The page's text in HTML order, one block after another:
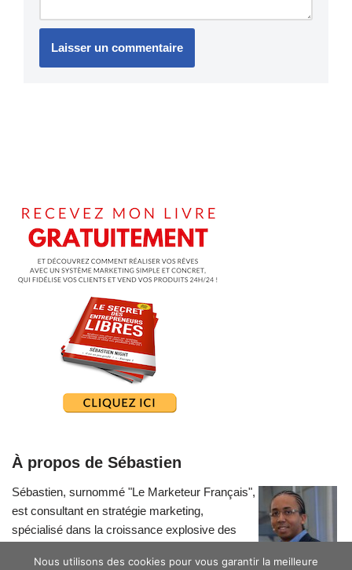
À propos de Sébastien
Sébastien, surnommé "Le Marketeur Français",
est consultant en stratégie marketing,
spécialisé dans la croissance explosive des
Nous utilisons des cookies pour vous garantir la meilleure